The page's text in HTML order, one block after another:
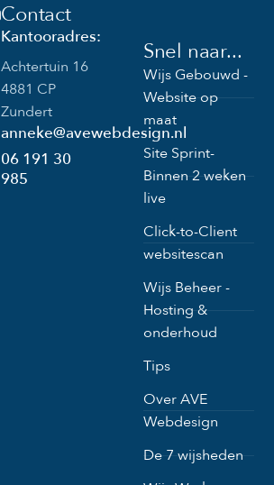
Contact
Kantooradres:
Achtertuin 16
4881 CP
Zundert
anneke@avewebdesign.nl
06 191 30
985
Snel naar...
Wijs Gebouwd -
Website op
maat
Site Sprint-
Binnen 2 weken
live
Click-to-Client
websitescan
Wijs Beheer -
Hosting &
onderhoud
Tips
Over AVE
Webdesign
De 7 wijsheden